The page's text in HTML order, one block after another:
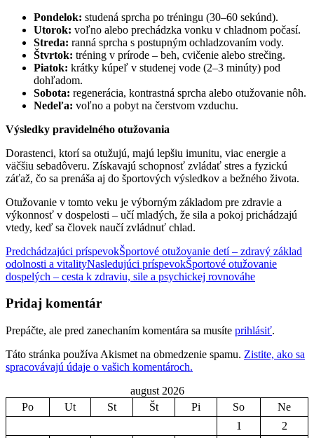
Pondelok: studená sprcha po tréningu (30–60 sekúnd).
Utorok: voľno alebo prechádzka vonku v chladnom počasí.
Streda: ranná sprcha s postupným ochladzovaním vody.
Štvrtok: tréning v prírode – beh, cvičenie alebo strečing.
Piatok: krátky kúpeľ v studenej vode (2–3 minúty) pod
dohľadom.
Sobota: regenerácia, kontrastná sprcha alebo otužovanie nôh.
Nedeľa: voľno a pobyt na čerstvom vzduchu.
Výsledky pravidelného otužovania
Dorastenci, ktorí sa otužujú, majú lepšiu imunitu, viac energie a
väčšiu sebadôveru. Získavajú schopnosť zvládať stres a fyzickú
záťaž, čo sa prenáša aj do športových výsledkov a bežného života.
Otužovanie v tomto veku je výborným základom pre zdravie a
výkonnosť v dospelosti – učí mladých, že sila a pokoj prichádzajú
vtedy, keď sa človek naučí zvládnuť chlad.
Navigácia
článkami
Predchádzajúci príspevokŠportové otužovanie detí – zdravý základ
odolnosti a vitalityNasledujúci príspevokŠportové otužovanie
dospelých – cesta k zdraviu, sile a psychickej rovnováhe
Pridaj komentár
Prepáčte, ale pred zanechaním komentára sa musíte prihlásiť.
Táto stránka používa Akismet na obmedzenie spamu. Zistite, ako sa
spracovávajú údaje o vašich komentároch.
august 2026
Po
Ut St Št Pi So
Ne
1
2